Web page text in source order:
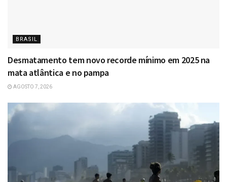
BRASIL
Desmatamento tem novo recorde mínimo em 2025 na
mata atlântica e no pampa
AGOSTO 7, 2026